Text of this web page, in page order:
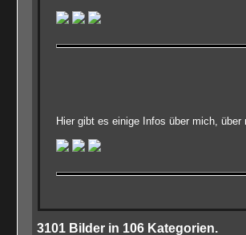
Hier gibt es einige Infos über mich,
3101 Bilder in 106 Kategorien.